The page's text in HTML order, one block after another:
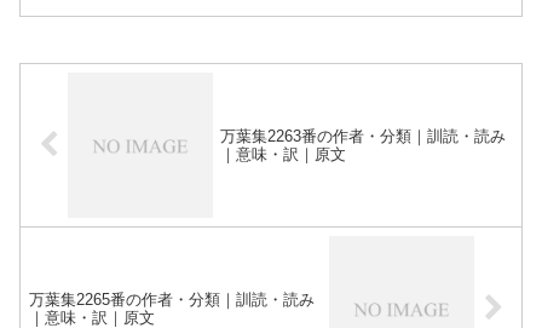
万葉集2263番の作者・分類｜訓読・読み
｜意味・訳｜原文
万葉集2265番の作者・分類｜訓読・読み
｜意味・訳｜原文